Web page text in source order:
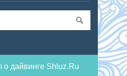
дайвинге Shluz.Ru